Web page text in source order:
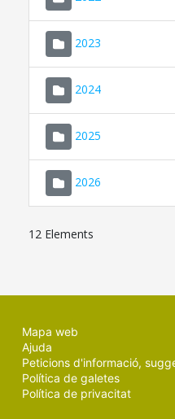
2023
2024
2025
2026
12 Elements
Mapa web
Ajuda
Peticions d'informació,
Política de galetes
Política de privacitat